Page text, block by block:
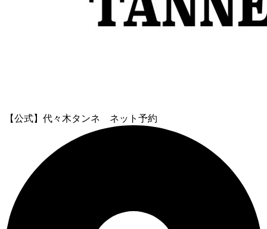
【公式】代々木タンネ ネット予約